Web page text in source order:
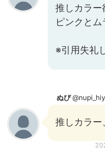
推しカラ
ピンクと
※引用失礼
ぬぴ
推しカラー